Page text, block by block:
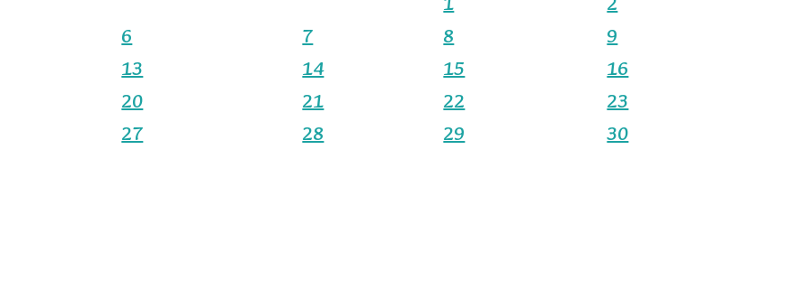
6 7 8
9
13 14 15
16
20 21 22
23
27 28 29
30